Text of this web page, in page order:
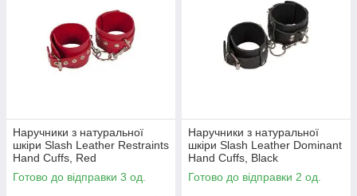
Наручники з натуральної
шкіри Slash Leather Restraints
Hand Cuffs, Red
Готово до відправки 3 од.
Наручники з натуральної
шкіри Slash Leather Dominant
Hand Cuffs, Black
Готово до відправки 2 од.